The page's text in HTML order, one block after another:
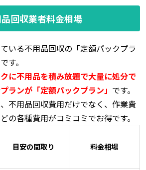
回収業者料金相場
いる不用品回収の「定額パックプラ
す。
に不用品を積み放題で大量に処分で
ランが「定額パックプラン」 です。
不用品回収費用だけでなく、作業費
の各種費用がコミコミでお得です。
目安の間取り 料金相場